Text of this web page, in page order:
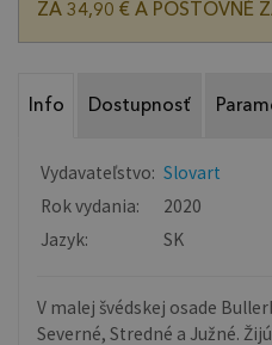
ZA 34,90 € A POŠTOVNÉ
Info Dostupnosť
Vydavateľstvo: Slovart
Rok vydania:
2020
Jazyk:
SK
V malej švédskej osade
Severné, Stredné a Južné.